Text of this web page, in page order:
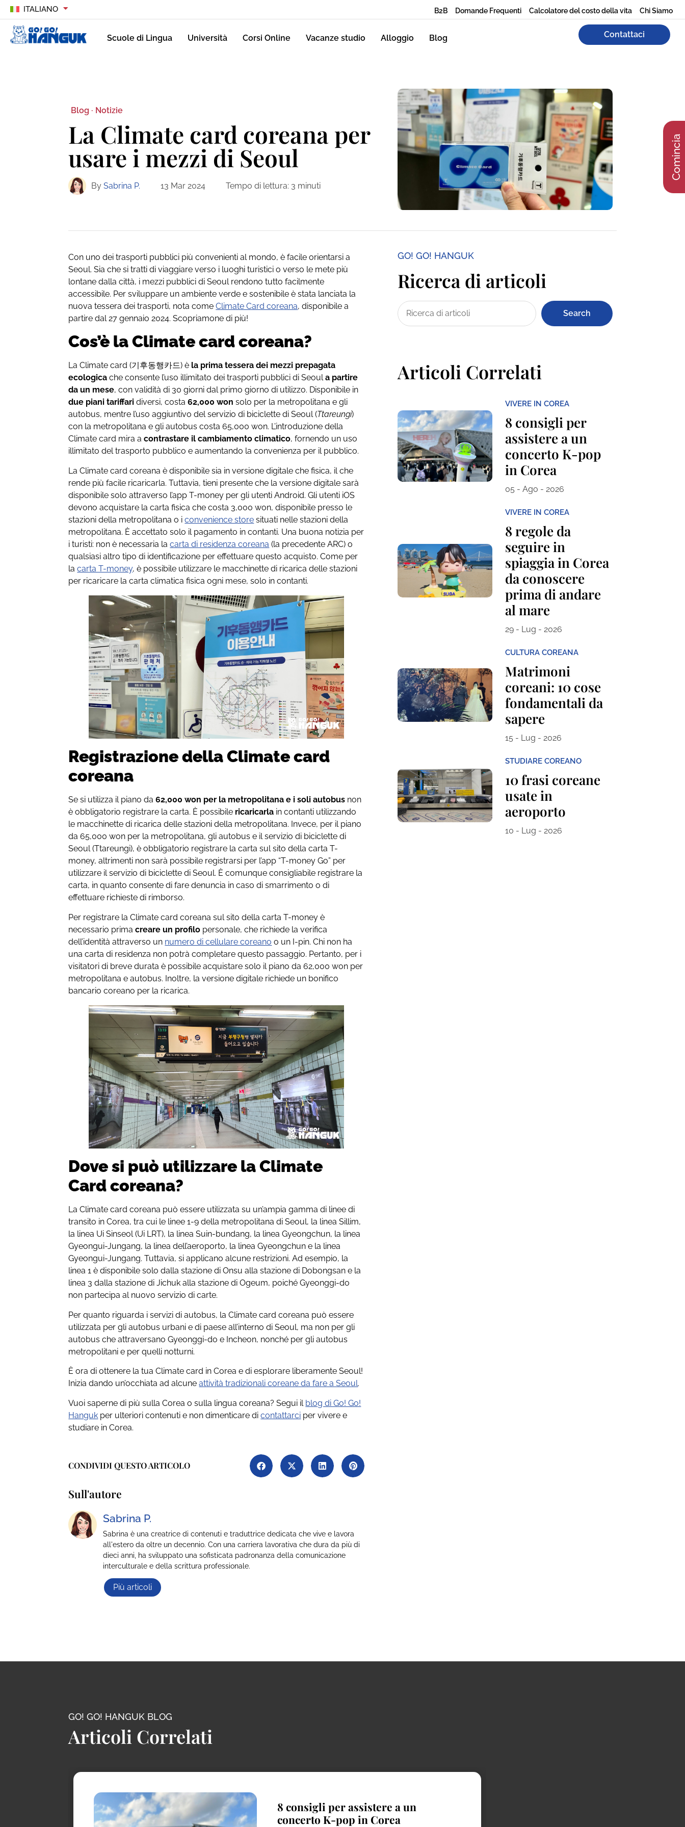
ITALIANO B2B Domande Frequenti Calcolatore del costo della vita Chi Siamo
Scuole di Lingua Università Corsi Online Vacanze studio Alloggio Blog Contattaci
Comincia
Blog · Notizie
La Climate card coreana per
usare i mezzi di Seoul
By Sabrina P. 13 Mar 2024 Tempo di lettura: 3 minuti
Con uno dei trasporti pubblici più convenienti al mondo, è facile orientarsi a
Seoul. Sia che si tratti di viaggiare verso i luoghi turistici o verso le mete più
lontane dalla città, i mezzi pubblici di Seoul rendono tutto facilmente
accessibile. Per sviluppare un ambiente verde e sostenibile è stata lanciata la
nuova tessera dei trasporti, nota comeClimate Card coreana, disponibile a
partire dal 27 gennaio 2024. Scopriamone di più!
Cos’è la Climate card coreana?
La Climate card (기후동행카드) è la prima tessera dei mezzi prepagata
ecologicache consente l’uso illimitato dei trasporti pubblici di Seoula partire
da un mese, con validità di 30 giorni dal primo giorno di utilizzo. Disponibile in
due piani tariffari diversi, costa62,000 won solo per la metropolitana e gli
autobus, mentre l’uso aggiuntivo del servizio di biciclette di Seoul (Ttareungi)
con la metropolitana e gli autobus costa 65,000 won. L’introduzione della
Climate card mira acontrastare il cambiamento climatico, fornendo un uso
illimitato del trasporto pubblico e aumentando la convenienza per il pubblico.
La Climate card coreana è disponibile sia in versione digitale che fisica, il che
rende più facile ricaricarla. Tuttavia, tieni presente che la versione digitale sarà
disponibile solo attraverso l’app T-money per gli utenti Android. Gli utenti iOS
devono acquistare la carta fisica che costa 3,000 won, disponibile presso le
stazioni della metropolitana o iconvenience store situati nelle stazioni della
metropolitana. È accettato solo il pagamento in contanti. Una buona notizia per
i turisti: non è necessaria lacarta di residenza coreana (la precedente ARC) o
qualsiasi altro tipo di identificazione per effettuare questo acquisto. Come per
lacarta T-money, è possibile utilizzare le macchinette di ricarica delle stazioni
per ricaricare la carta climatica fisica ogni mese, solo in contanti.
Registrazione della Climate card
coreana
Se si utilizza il piano da62,000 won per la metropolitana e i soli autobus non
è obbligatorio registrare la carta. È possibile ricaricarla in contanti utilizzando
le macchinette di ricarica delle stazioni della metropolitana. Invece, per il piano
da 65,000 won per la metropolitana, gli autobus e il servizio di biciclette di
Seoul (Ttareungi), è obbligatorio registrare la carta sul sito della carta T-
money, altrimenti non sarà possibile registrarsi per l’app “T-money Go” per
utilizzare il servizio di biciclette di Seoul. È comunque consigliabile registrare la
carta, in quanto consente di fare denuncia in caso di smarrimento o di
effettuare richieste di rimborso.
Per registrare la Climate card coreana sul sito della carta T-money è
necessario primacreare un profilo personale, che richiede la verifica
dell’identità attraverso un numero di cellulare coreano o un I-pin. Chi non ha
una carta di residenza non potrà completare questo passaggio. Pertanto, per i
visitatori di breve durata è possibile acquistare solo il piano da 62,000 won per
metropolitana e autobus. Inoltre, la versione digitale richiede un bonifico
bancario coreano per la ricarica.
Dove si può utilizzare la Climate
Card coreana?
La Climate card coreana può essere utilizzata su un’ampia gamma di linee di
transito in Corea, tra cui le linee 1-9 della metropolitana di Seoul, la linea Sillim,
la linea Ui Sinseol (Ui LRT), la linea Suin-bundang, la linea Gyeongchun, la linea
Gyeongui-Jungang, la linea dell’aeroporto, la linea Gyeongchun e la linea
Gyeongui-Jungang. Tuttavia, si applicano alcune restrizioni. Ad esempio, la
linea 1 è disponibile solo dalla stazione di Onsu alla stazione di Dobongsan e la
linea 3 dalla stazione di Jichuk alla stazione di Ogeum, poiché Gyeonggi-do
non partecipa al nuovo servizio di carte.
Per quanto riguarda i servizi di autobus, la Climate card coreana può essere
utilizzata per gli autobus urbani e di paese all’interno di Seoul, ma non per gli
autobus che attraversano Gyeonggi-do e Incheon, nonché per gli autobus
metropolitani e per quelli notturni.
È ora di ottenere la tua Climate card in Corea e di esplorare liberamente Seoul!
Inizia dando un’occhiata ad alcuneattività tradizionali coreane da fare a Seoul.
Vuoi saperne di più sulla Corea o sulla lingua coreana? Segui il blog di Go! Go!
Hanguk per ulteriori contenuti e non dimenticare dicontattarci per vivere e
studiare in Corea.
CONDIVIDI QUESTO ARTICOLO
Sull'autore
Sabrina P.
Sabrina è una creatrice di contenuti e traduttrice dedicata che vive e lavora
all'estero da oltre un decennio. Con una carriera lavorativa che dura da più di
dieci anni, ha sviluppato una sofisticata padronanza della comunicazione
interculturale e della scrittura professionale.
Più articoli
GO! GO! HANGUK
Ricerca di articoli
Search
Articoli Correlati
VIVERE IN COREA
8 consigli per
assistere a un
concerto K-pop
in Corea
05 - Ago - 2026
VIVERE IN COREA
8 regole da
seguire in
spiaggia in Corea
da conoscere
prima di andare
al mare
29 - Lug - 2026
CULTURA COREANA
Matrimoni
coreani: 10 cose
fondamentali da
sapere
15 - Lug - 2026
STUDIARE COREANO
10 frasi coreane
usate in
aeroporto
10 - Lug - 2026
GO! GO! HANGUK BLOG
Articoli Correlati
8 consigli per assistere a un
concerto K-pop in Corea